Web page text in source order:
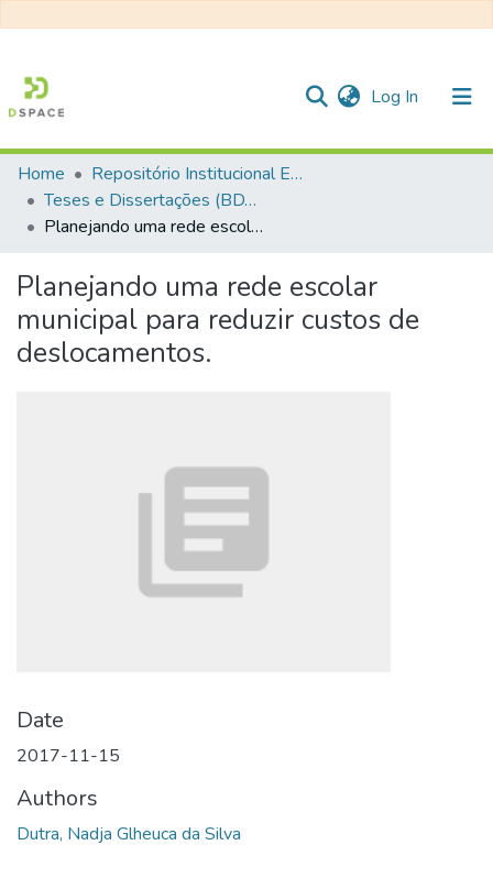
Log In (current)
Communities & Collections
All of DSpace
Statistics
Home
Repositório Institucional EESC
Teses e Dissertações (BDTD USP)
Planejando uma rede escolar municipal para reduzir custos de deslocamentos.
Planejando uma rede escolar
municipal para reduzir custos de
deslocamentos.
Date
2017-11-15
Authors
Dutra, Nadja Glheuca da Silva